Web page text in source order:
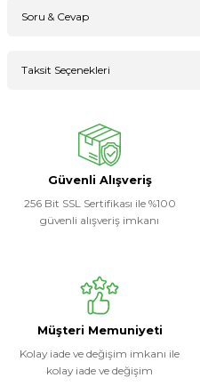
Soru & Cevap
Taksit Seçenekleri
Güvenli Alışveriş
256 Bit SSL Sertifikası ile %100
güvenli alışveriş imkanı
Müşteri Memuniyeti
Kolay iade ve değişim imkanı ile
kolay iade ve değişim